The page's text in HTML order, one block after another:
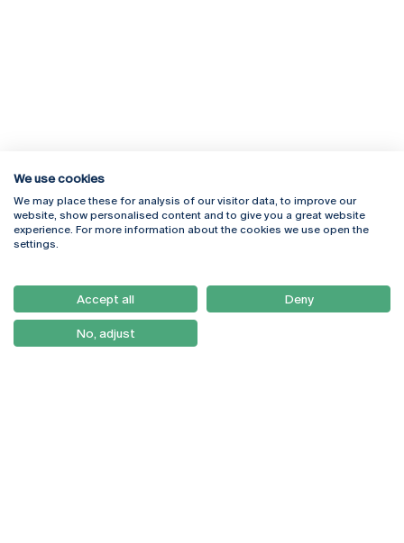
Rua Diogo Botelho 1327
4169-005 Porto
+351 226 196 240
Campus Online
Webmail
Como Chegar
Newsletter
We use cookies
We may place these for analysis of our visitor data, to improve our
website, show personalised content and to give you a great website
experience. For more information about the cookies we use open the
settings.
Accept all Deny
No, adjust